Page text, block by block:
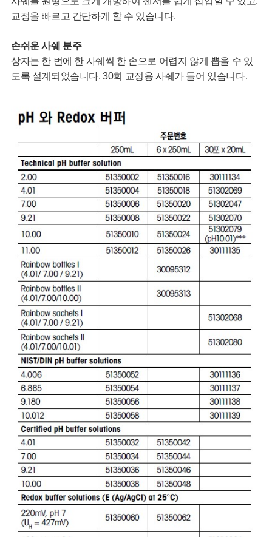
교정을 빠르고 간단하게 할 수 있습니다.
손쉬운 사쉐 분주
상자는 한 번에 한 사쉐씩 한 손으로 어렵지 않게 뽑을 수 있
도록 설계되었습니다. 30회 교정용 사쉐가 들어 있습니다.